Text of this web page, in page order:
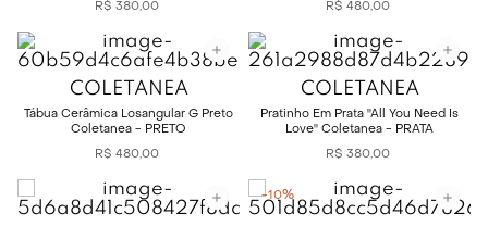
R$ 380,00 R$ 480,00
COLETANEA
Tábua Cerâmica Losangular G Preto
Coletanea - PRETO
R$ 480,00
COLETANEA
Pratinho Em Prata ''All You Need Is
Love'' Coletanea - PRATA
R$ 380,00
-10%